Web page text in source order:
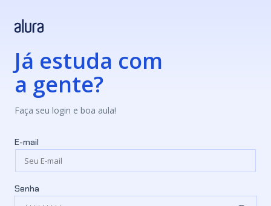
Já estuda com
a gente?
Faça seu login e boa aula!
E-mail
Senha